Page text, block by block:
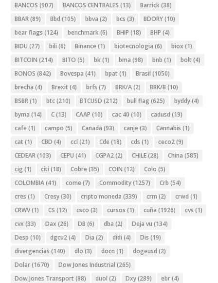
BANCOS (907) BANCOS CENTRALES (13) Barrick(38)
BBAR(89) Bbd (105) bbva (2) bcs (3) BDORY(10)
bear flags (124) benchmark(6) BHIP (18) BHP (4)
BIDU (27) bili (6) Binance (1) biotecnologia (6) biox (1)
BITCOIN (214) BITO (5) bk(1) bma (98) bnb (1) bolt (4)
BONOS (842) Bovespa (41) bpat (1) Brasil (1050)
brecha (4) Brexit (4) brfs (7) BRK/A(2) BRK/B (10)
BSBR(1) btc(210) BTCUSD (212) bull flag (625) byddy(4)
byma (14) C(13) CAAP (10) cac 40 (10) cadusd (19)
cafe (1) campo (5) Canada (93) canje (3) Cannabis (1)
cat (1) CBD (4) ccl (21) Cde (18) cds (1) ceco2(9)
CEDEAR(103) CEPU (41) CGPA2(2) CHILE(28) China (585)
cig (1) citi (18) Cobre (35) COIN (12) Colo (5)
COLOMBIA(41) come (7) Commodity(1257) Crb (54)
cres (1) Cresy(30) cripto moneda (339) crm (2) crwd (1)
CRWV(1) CS (12) csco (3) cursos (1) cuña (1926) cvs (1)
cvx (33) Dax (26) DB (6) dba (2) Deja vu (134)
Desp (10) dgcu2(4) Dia (2) didi (4) Dis (19)
divergencias (140) dlo (3) docn (1) dogeusd (2)
Dolar(1670) Dow Jones Industrial (265)
Dow Jones Transport (88) duol (2) Dxy(289) ebr(4)